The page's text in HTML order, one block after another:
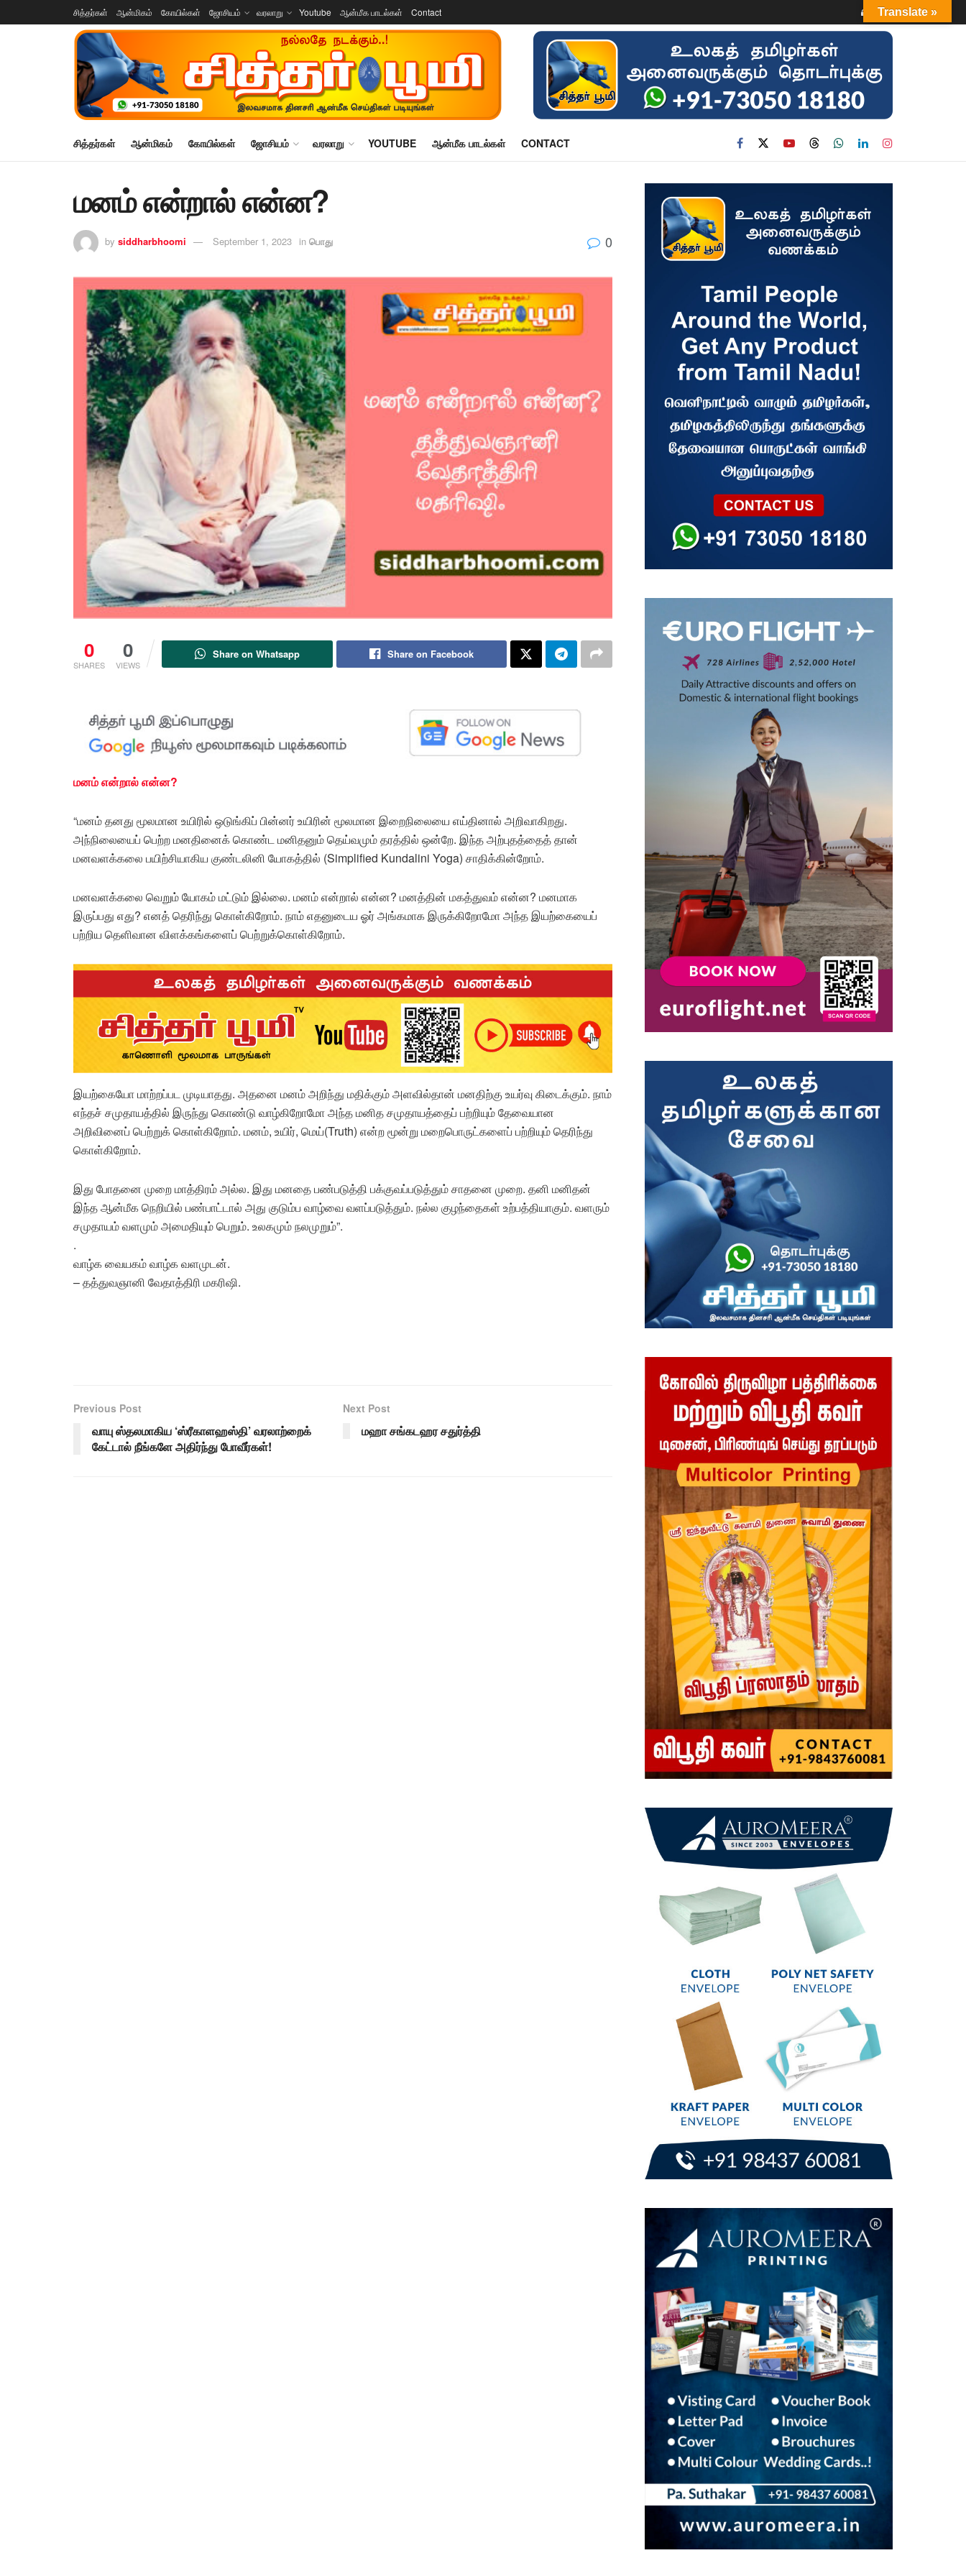
சித்தர்கள் ஆன்மிகம் கோயில்கள் ஜோசியம் வரலாறு Youtube ஆன்மீக பாடல்கள் Contact Login
சித்தர்கள் ஆன்மிகம் கோயில்கள் ஜோசியம் வரலாறு YOUTUBE ஆன்மீக பாடல்கள் CONTACT
மனம் என்றால் என்ன?
by siddharbhoomi September 1, 2023 in பொது 0
0
SHARES
0
VIEWS
Share on Whatsapp Share on Facebook
மனம் என்றால் என்ன?
“மனம் தனது மூலமான உயிரில் ஒடுங்கிப் பின்னர் உயிரின் மூலமான இறைநிலையை எய்தினால் அறிவாகிறது.
அந்நிலையைப் பெற்ற மனதினைக் கொண்ட மனிதனும் தெய்வமும் தரத்தில் ஒன்றே. இந்த அற்புதத்தைத் தான்
மனவளக்கலை பயிற்சியாகிய குண்டலினி யோகத்தில் (Simplified Kundalini Yoga) சாதிக்கின்றோம்.
மனவளக்கலை வெறும் யோகம் மட்டும் இல்லை. மனம் என்றால் என்ன? மனத்தின் மகத்துவம் என்ன? மனமாக
இருப்பது எது? எனத் தெரிந்து கொள்கிறோம். நாம் எதனுடைய ஓர் அங்கமாக இருக்கிறோமோ அந்த இயற்கையைப்
பற்றிய தெளிவான விளக்கங்களைப் பெற்றுக்கொள்கிறோம்.
இயற்கையோ மாற்றப்பட முடியாதது. அதனை மனம் அறிந்து மதிக்கும் அளவில்தான் மனதிற்கு உயர்வு கிடைக்கும். நாம்
எந்தச் சமுதாயத்தில் இருந்து கொண்டு வாழ்கிறோமோ அந்த மனித சமுதாயத்தைப் பற்றியும் தேவையான
அறிவினைப் பெற்றுக் கொள்கிறோம். மனம், உயிர், மெய்(Truth) என்ற மூன்று மறைபொருட்களைப் பற்றியும் தெரிந்து
கொள்கிறோம்.
இது போதனை முறை மாத்திரம் அல்ல. இது மனதை பண்படுத்தி பக்குவப்படுத்தும் சாதனை முறை. தனி மனிதன்
இந்த ஆன்மீக நெறியில் பண்பாட்டால் அது குடும்ப வாழ்வை வளப்படுத்தும். நல்ல குழந்தைகள் உற்பத்தியாகும். வளரும்
சமுதாயம் வளமும் அமைதியும் பெறும். உலகமும் நலமுறும்”.
.
வாழ்க வையகம் வாழ்க வளமுடன்.
– தத்துவஞானி வேதாத்திரி மகரிஷி.
Previous Post
வாயு ஸ்தலமாகிய ‘ஸ்ரீகாளஹஸ்தி’ வரலாற்றைக்
கேட்டால் நீங்களே அதிர்ந்து போவீர்கள்!
Next Post
மஹா சங்கடஹர சதுர்த்தி
Translate »